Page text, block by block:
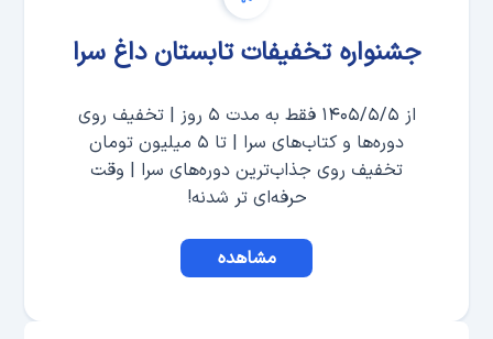
جشنواره تخفیفات تابستان داغ سرا
از ۱۴۰۵/۵/۵ فقط به مدت ۵ روز | تخفیف روی
دوره‌ها و کتاب‌های سرا | تا ۵ میلیون تومان
تخفیف روی جذاب‌ترین دوره‌های سرا | وقت
حرفه‌ای تر شدنه!
مشاهده